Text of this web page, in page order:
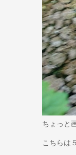
ちょっと
こちらは